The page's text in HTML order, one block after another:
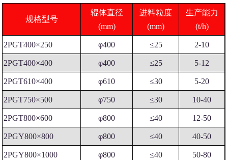
规格型号
辊体直径
(mm)
进料粒度
(mm)
生产能力
(t/h)
2PGT400×250 φ400 ≤25 2-10
2PGT400×400 φ400 ≤25 5-12
2PGT610×400 φ610 ≤30 5-20
2PGT750×500 φ750 ≤30 10-40
2PGT800×600 φ800 ≤40 12-50
2PGY800×800 φ800 ≤40 40-50
2PGY800×1000 φ800 ≤40 50-80